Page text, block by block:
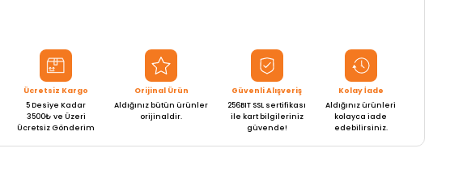
Ücretsiz Kargo
5 Desiye Kadar
3500₺ ve Üzeri
Ücretsiz Gönderim
Orijinal Ürün
Aldığınız bütün ürünler
orijinaldir.
Güvenli Alışveriş
256BIT SSL sertifikası
ile kart bilgileriniz
güvende!
Kolay İade
Aldığınız ürünleri
kolayca iade
edebilirsiniz.